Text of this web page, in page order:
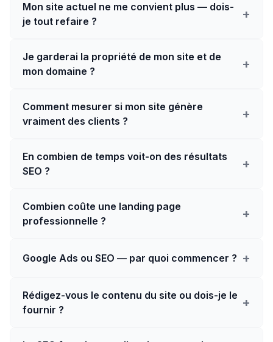
Mon site actuel ne me convient plus — dois-
je tout refaire ?
+
Je garderai la propriété de mon site et de
mon domaine ?
+
Comment mesurer si mon site génère
vraiment des clients ?
+
En combien de temps voit-on des résultats
SEO ?
+
Combien coûte une landing page
professionnelle ?
+
Google Ads ou SEO — par quoi commencer ? +
Rédigez-vous le contenu du site ou dois-je le
fournir ?
+